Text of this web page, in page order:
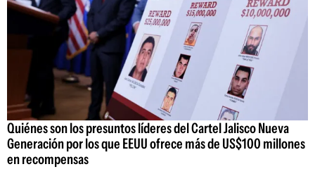
Quiénes son los presuntos líderes del Cartel Jalisco Nueva
Generación por los que EEUU ofrece más de US$100 millones
en recompensas